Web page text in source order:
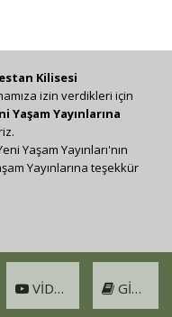
VIDEO GIRIŞ
Kilisesi
izin verdikleri için
Yaşam Yayınlarına
Yaşam Yayınları'nın
Yayınlarına teşekkür